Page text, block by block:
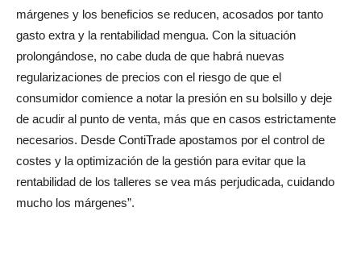
márgenes y los beneficios se reducen, acosados por tanto
gasto extra y la rentabilidad mengua. Con la situación
prolongándose, no cabe duda de que habrá nuevas
regularizaciones de precios con el riesgo de que el
consumidor comience a notar la presión en su bolsillo y deje
de acudir al punto de venta, más que en casos estrictamente
necesarios. Desde ContiTrade apostamos por el control de
costes y la optimización de la gestión para evitar que la
rentabilidad de los talleres se vea más perjudicada, cuidando
mucho los márgenes”.